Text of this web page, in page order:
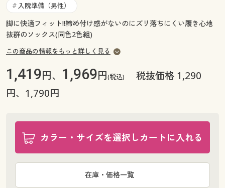
ご利用ガイド
よくある質問とお問い合わせ
よくある質問とお問い合わせ
# 入院準備（男性）
脚に快適フィット!!締め付け感がないのにズリ落ちにくい履き心地
抜群のソックス(同色2色組)
この商品の情報をもっと詳しく見る
1,419円、 1,969円(税込)
税抜価格 1,290
円、1,790円
カラー・サイズを選択しカートに入れる
在庫・価格一覧